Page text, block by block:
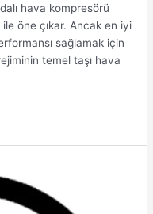
hava kompresörü
öne çıkar. Ancak en iyi
sağlamak için
temel taşı hava